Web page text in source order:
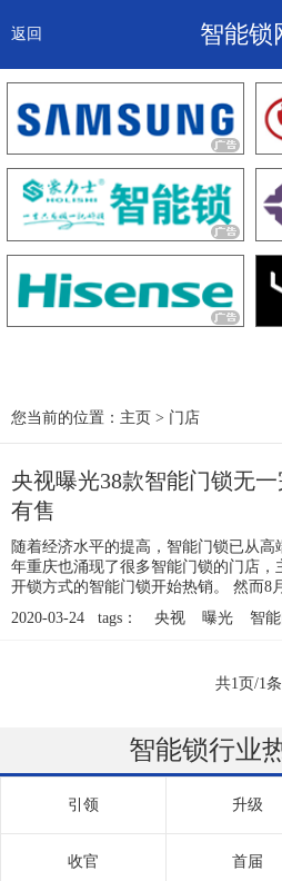
返回 智能锁
智能锁
诚信企
产品
大咖
锁信
您当前的位置： 主页 > 门店
央视曝光38款智能门锁无
有售
随着经济水平的提高，智能门锁已从
年重庆也涌现了很多智能门锁的门店
开锁方式的智能门锁开始热销。 然而8
2020-03-24 tags：
央视 曝光 智
共1页/1条
智能锁行业
引领 升级
收官 首届